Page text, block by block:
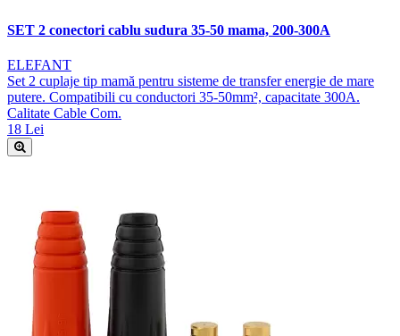
SET 2 conectori cablu sudura 35-50 mama, 200-300A
ELEFANT
Set 2 cuplaje tip mamă pentru sisteme de transfer energie de mare
putere. Compatibili cu conductori 35-50mm², capacitate 300A.
Calitate Cable Com.
18 Lei